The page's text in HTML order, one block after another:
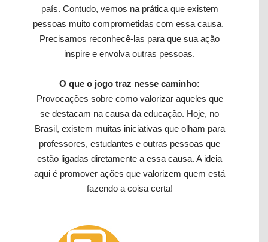
país. Contudo, vemos na prática que existem
pessoas muito comprometidas com essa causa.
Precisamos reconhecê-las para que sua ação
inspire e envolva outras pessoas.
O que o jogo traz nesse caminho:
Provocações sobre como valorizar aqueles que
se destacam na causa da educação. Hoje, no
Brasil, existem muitas iniciativas que olham para
professores, estudantes e outras pessoas que
estão ligadas diretamente a essa causa. A ideia
aqui é promover ações que valorizem quem está
fazendo a coisa certa!